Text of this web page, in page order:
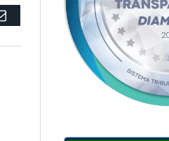
Email